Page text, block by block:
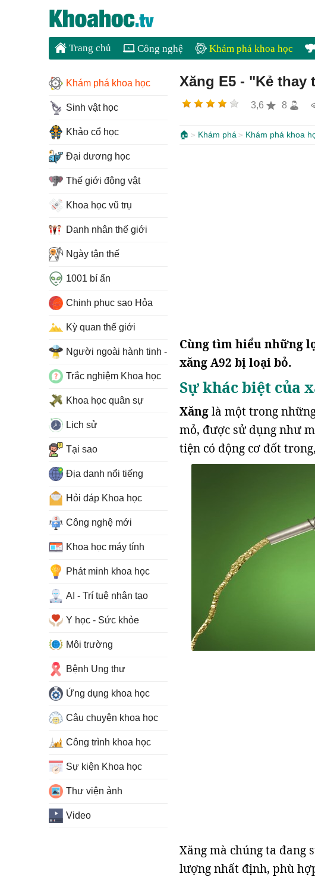
Trang chủ Công nghệ Khám phá khoa học
Xăng E5 - "Kẻ
3,6 8
🏠 Khám phá Khám phá khoa
Cùng tìm hiểu những
xăng A92 bị loại bỏ.
Sự khác biệt của
Xănglà một trong
mỏ, được sử dụng như
tiện có động cơ đốt
Xăng mà chúng ta đang
lượng nhất định, phù
Khám phá khoa học
Sinh vật học
Khảo cổ học
Đại dương học
Thế giới động vật
Khoa học vũ trụ
Danh nhân thế giới
Ngày tận thế
1001 bí ẩn
Chinh phục sao Hỏa
Kỳ quan thế giới
Người ngoài hành tinh - UFO
Trắc nghiệm Khoa học
Khoa học quân sự
Lịch sử
Tại sao
Địa danh nổi tiếng
Hỏi đáp Khoa học
Công nghệ mới
Khoa học máy tính
Phát minh khoa học
AI - Trí tuệ nhân tạo
Y học - Sức khỏe
Môi trường
Bệnh Ung thư
Ứng dụng khoa học
Câu chuyện khoa học
Công trình khoa học
Sự kiện Khoa học
Thư viện ảnh
Video